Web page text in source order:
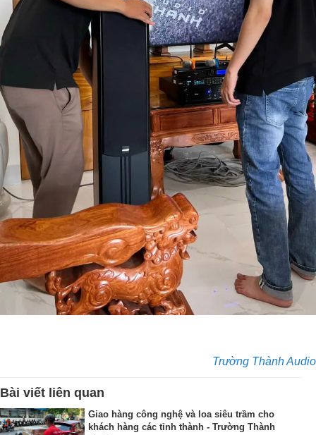
Trường Thành Audio
Bài viết liên quan
Giao hàng công nghệ và loa siêu trầm cho
khách hàng các tỉnh thành - Trường Thành